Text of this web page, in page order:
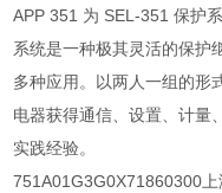
APP 351 为 SEL-351 保护
系统是一种极其灵活的保护
多种应用。以两人一组的形
电器获得通信、设置、计量
实践经验。
751A01G3G0X71860300